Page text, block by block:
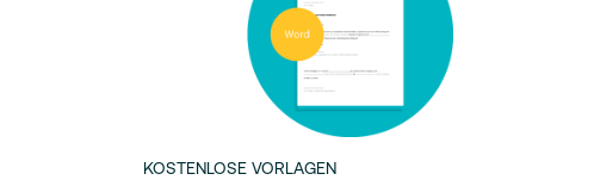
KOSTENLOSE VORLAGEN